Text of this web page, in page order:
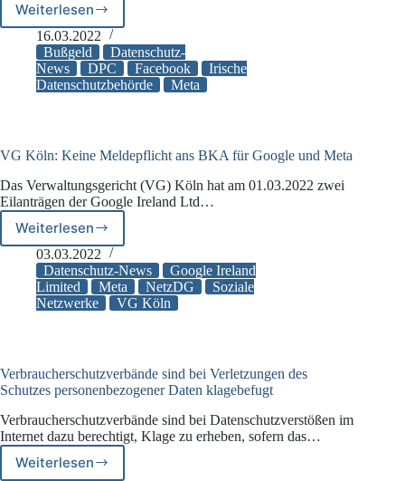
Weiterlesen
Irische
Datenschutzbehörde
verhängt
Bußgeld
gegen
von
Mio.
EUR
16.03.2022
Bußgeld
Datenschutz-
News
DPC Facebook
Irische
Datenschutzbehörde
Meta
VG Köln: Keine Meldepflicht ans BKA für Google und Meta
Das Verwaltungsgericht (VG) Köln hat am 01.03.2022 zwei
Eilanträgen der Google Ireland Ltd…
Weiterlesen
VG
Köln:
Keine
Meldepflicht
ans
und
Meta
03.03.2022
Datenschutz-News
Google Ireland
Limited
Meta NetzDG
Soziale
Netzwerke
VG Köln
Verbraucherschutzverbände sind bei Verletzungen des
Schutzes personenbezogener Daten klagebefugt
Verbraucherschutzverbände sind bei Datenschutzverstößen im
Internet dazu berechtigt, Klage zu erheben, sofern das…
WeiterlesenVerbraucherschutzverbände